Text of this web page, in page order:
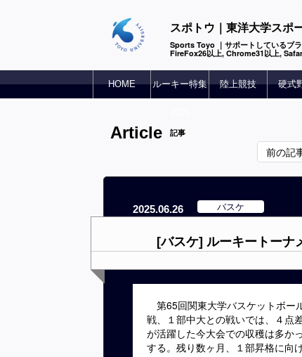
スポトウ｜東洋大学スポ
Sports Toyo ｜サポートしているブ
FireFox26以上, Chrome31以上,
HOME ルーキー特集 陸上競技 硬式
Article 記事
前の記
2025.06.26 バスケ
[バスケ] ルーキートー
第65回関東大学バスケットボー
戦、１部中大との戦いでは、４点
が活躍した今大会での収穫は多か
する。残り数ヶ月、１部昇格に向